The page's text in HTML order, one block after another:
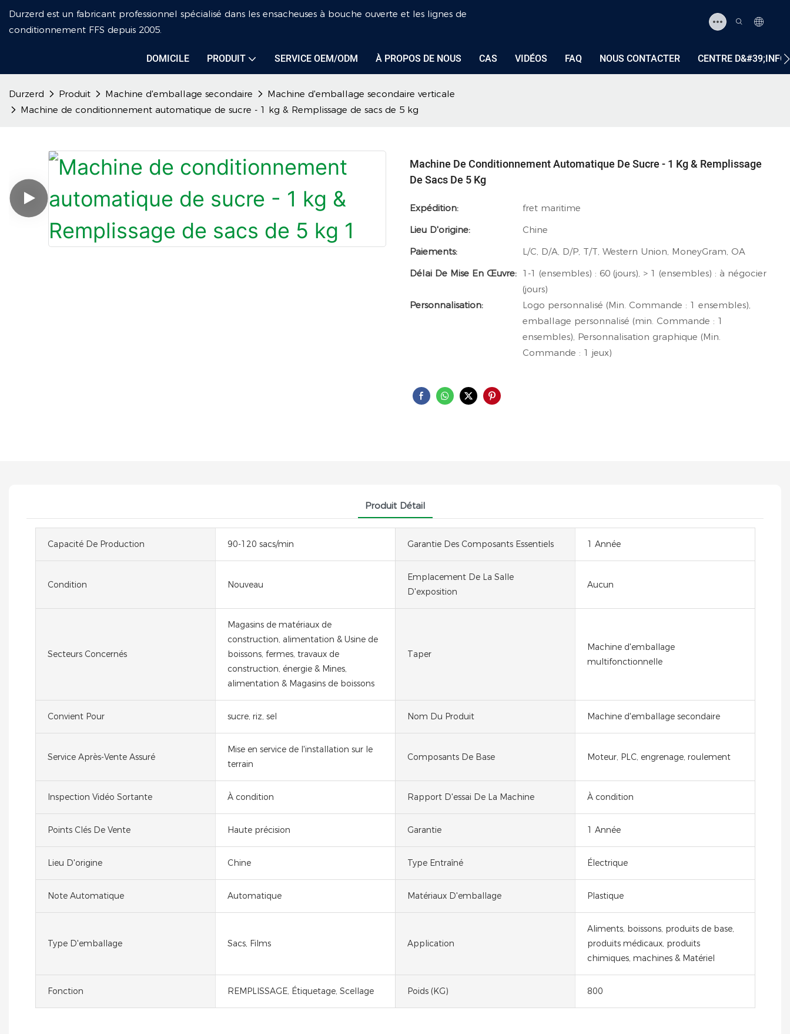
Durzerd est un fabricant professionnel spécialisé dans les ensacheuses à bouche ouverte et les lignes de
conditionnement FFS depuis 2005.
DOMICILE PRODUIT SERVICE OEM/ODM À PROPOS DE NOUS CAS VIDÉOS FAQ NOUS CONTACTER CENTRE
Durzerd Produit Machine d'emballage secondaire
Machine d'emballage secondaire verticale
Machine de conditionnement automatique de sucre - 1 kg & Remplissage de sacs de 5 kg
Machine De Conditionnement Automatique De Sucre - 1 Kg & Remplissage
De Sacs De 5 Kg
Expédition:
fret maritime
Lieu D'origine:
Chine
Paiements:
L/C, D/A, D/P, T/T, Western Union, MoneyGram, OA
Délai De Mise En Œuvre: 1-1 (ensembles) : 60 (jours), > 1 (ensembles) : à négocier
(jours)
Personnalisation:
Logo personnalisé (Min. Commande : 1 ensembles),
emballage personnalisé (min. Commande : 1
ensembles), Personnalisation graphique (Min.
Commande : 1 jeux)
Produit Détail
Capacité De Production 90-120 sacs/min Garantie Des Composants Essentiels 1 Année
Condition Nouveau
Emplacement De La Salle
D'exposition
Aucun
Secteurs Concernés
Magasins de matériaux de
construction, alimentation & Usine de
boissons, fermes, travaux de
construction, énergie & Mines,
alimentation & Magasins de boissons
Taper
Machine d'emballage
multifonctionnelle
Convient Pour sucre, riz, sel Nom Du Produit Machine d'emballage secondaire
Service Après-Vente Assuré
Mise en service de l'installation sur le
terrain
Composants De Base Moteur, PLC, engrenage, roulement
Inspection Vidéo Sortante À condition Rapport D'essai De La Machine À condition
Points Clés De Vente Haute précision Garantie 1 Année
Lieu D'origine Chine Type Entraîné Électrique
Note Automatique Automatique Matériaux D'emballage Plastique
Type D'emballage Sacs, Films Application
Aliments, boissons, produits de base,
produits médicaux, produits
chimiques, machines & Matériel
Fonction REMPLISSAGE, Étiquetage, Scellage Poids (KG) 800